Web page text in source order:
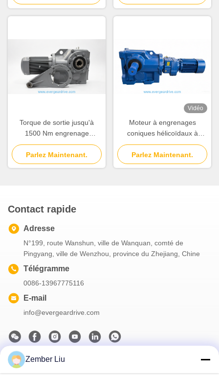
diverses applications
industrielles
d'arbre 40Cr et 20CrMnTi
Idéal pour les travaux lourds
Torque de sortie jusqu'à
1500 Nm engrenage
hélicoïdal à bourdon moteur
pied monté à la bride monté
solution de transmission de
Parlez Maintenant.
Vidéo
Moteur à engrenages
coniques hélicoïdaux à
isolation de classe F offrant
une protection contre la
corrosion C5 pour une
Parlez Maintenant.
Contact rapide
Adresse
N°199, route Wanshun, ville de Wanquan, comté de
Pingyang, ville de Wenzhou, province du Zhejiang, Chine
Télégramme
0086-13967775116
E-mail
info@evergeardrive.com
Notre newsletter
Zember Liu